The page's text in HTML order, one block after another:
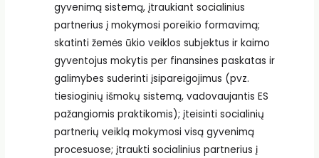
gyvenimą sistemą, įtraukiant socialinius
partnerius į mokymosi poreikio formavimą;
skatinti žemės ūkio veiklos subjektus ir kaimo
gyventojus mokytis per finansines paskatas ir
galimybes suderinti įsipareigojimus (pvz.
tiesioginių išmokų sistemą, vadovaujantis ES
pažangiomis praktikomis); įteisinti socialinių
partnerių veiklą mokymosi visą gyvenimą
procesuose; įtraukti socialinius partnerius į